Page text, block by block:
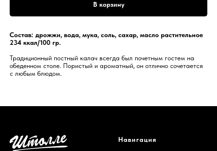
В корзину
Состав: дрожжи, вода, мука, соль, сахар, масло растительное
234 ккал/100 гр.
Традиционный постный калач всегда был почетным гостем на
обеденном столе. Пористый и ароматный, он отлично сочетается
с любым блюдом.
Навигация